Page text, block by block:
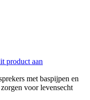
product aan
met baspijpen en
voor levensecht